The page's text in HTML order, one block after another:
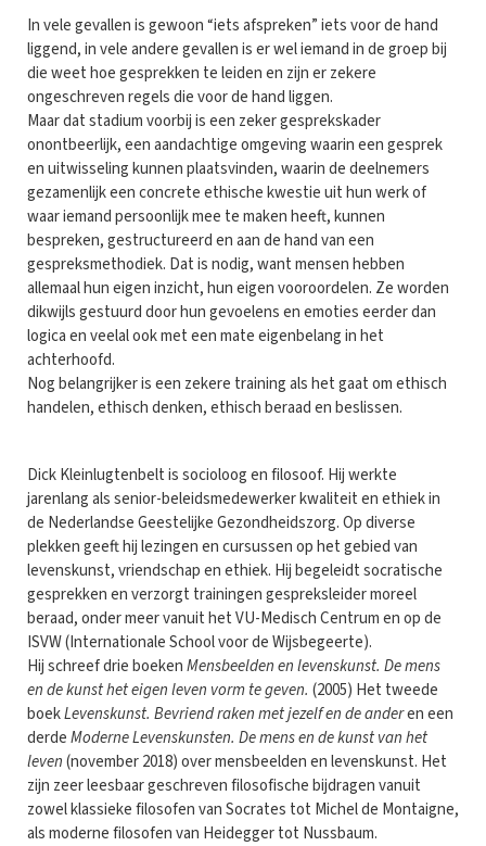
In vele gevallen is gewoon “iets afspreken” iets voor de hand
liggend, in vele andere gevallen is er wel iemand in de groep bij
die weet hoe gesprekken te leiden en zijn er zekere
ongeschreven regels die voor de hand liggen.
Maar dat stadium voorbij is een zeker gesprekskader
onontbeerlijk, een aandachtige omgeving waarin een gesprek
en uitwisseling kunnen plaatsvinden, waarin de deelnemers
gezamenlijk een concrete ethische kwestie uit hun werk of
waar iemand persoonlijk mee te maken heeft, kunnen
bespreken, gestructureerd en aan de hand van een
gespreksmethodiek. Dat is nodig, want mensen hebben
allemaal hun eigen inzicht, hun eigen vooroordelen. Ze worden
dikwijls gestuurd door hun gevoelens en emoties eerder dan
logica en veelal ook met een mate eigenbelang in het
achterhoofd.
Nog belangrijker is een zekere training als het gaat om ethisch
handelen, ethisch denken, ethisch beraad en beslissen.
Dick Kleinlugtenbelt is socioloog en filosoof. Hij werkte
jarenlang als senior-beleidsmedewerker kwaliteit en ethiek in
de Nederlandse Geestelijke Gezondheidszorg. Op diverse
plekken geeft hij lezingen en cursussen op het gebied van
levenskunst, vriendschap en ethiek. Hij begeleidt socratische
gesprekken en verzorgt trainingen gespreksleider moreel
beraad, onder meer vanuit het VU-Medisch Centrum en op de
ISVW (Internationale School voor de Wijsbegeerte).
Hij schreef drie boekenMensbeelden en levenskunst. De mens
en de kunst het eigen leven vorm te geven. (2005) Het tweede
boekLevenskunst. Bevriend raken met jezelf en de anderen een
derdeModerne Levenskunsten. De mens en de kunst van het
leven(november 2018) over mensbeelden en levenskunst. Het
zijn zeer leesbaar geschreven filosofische bijdragen vanuit
zowel klassieke filosofen van Socrates tot Michel de Montaigne,
als moderne filosofen van Heidegger tot Nussbaum.